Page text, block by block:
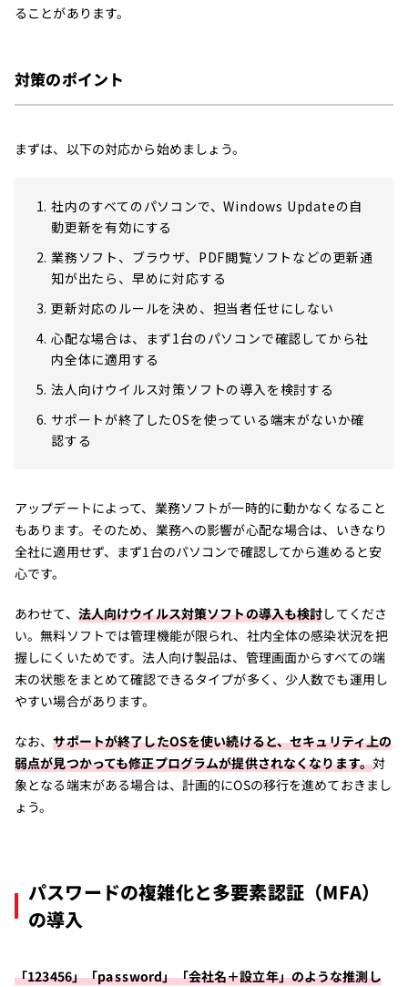
ることがあります。
対策のポイント
まずは、以下の対応から始めましょう。
社内のすべてのパソコンで、Windows Updateの自
動更新を有効にする
業務ソフト、ブラウザ、PDF閲覧ソフトなどの更新通
知が出たら、早めに対応する
更新対応のルールを決め、担当者任せにしない
心配な場合は、まず1台のパソコンで確認してから社
内全体に適用する
法人向けウイルス対策ソフトの導入を検討する
サポートが終了したOSを使っている端末がないか確
認する
アップデートによって、業務ソフトが一時的に動かなくなること
もあります。そのため、業務への影響が心配な場合は、いきなり
全社に適用せず、まず1台のパソコンで確認してから進めると安
心です。
あわせて、 法人向けウイルス対策ソフトの導入も検討してくださ
い。無料ソフトでは管理機能が限られ、社内全体の感染状況を把
握しにくいためです。法人向け製品は、管理画面からすべての端
末の状態をまとめて確認できるタイプが多く、少人数でも運用し
やすい場合があります。
なお、サポートが終了したOSを使い続けると、セキュリティ上の
弱点が見つかっても修正プログラムが提供されなくなります。対
象となる端末がある場合は、計画的にOSの移行を進めておきまし
ょう。
パスワードの複雑化と多要素認証（MFA）
の導入
「123456」「password」「会社名＋設立年」のような推測し